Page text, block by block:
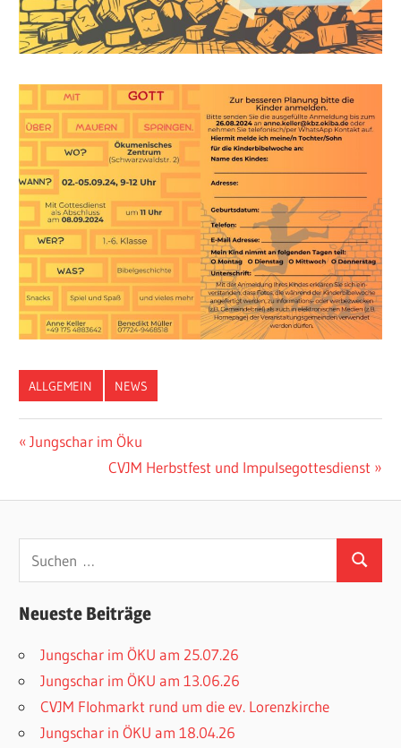
ALLGEMEIN NEWS
Beitragsnavigation
Vorheriger
Jungschar im Öku
Nächster
CVJM Herbstfest und Impulsegottesdienst
Suchen
Neueste Beiträge
Jungschar im ÖKU am 25.07.26
Jungschar im ÖKU am 13.06.26
CVJM Flohmarkt rund um die ev. Lorenzkirche
Jungschar in ÖKU am 18.04.26